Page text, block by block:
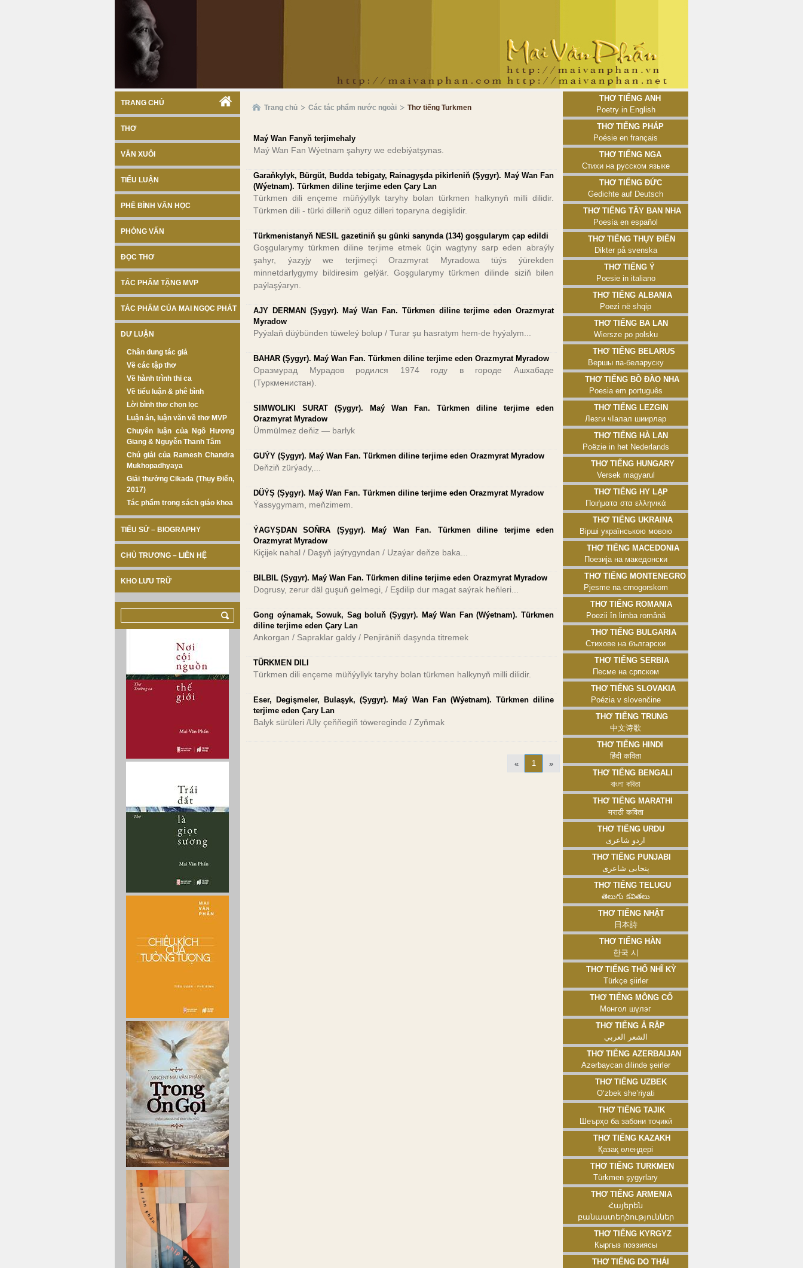
TRANG CHỦ
THƠ
VĂN XUÔI
TIỂU LUẬN
PHÊ BÌNH VĂN HỌC
PHỎNG VẤN
ĐỌC THƠ
TÁC PHẨM TẶNG MVP
TÁC PHẨM CỦA MAI NGỌC PHÁT
DƯ LUẬN
Chân dung tác giả
Về các tập thơ
Về hành trình thi ca
Về tiểu luận & phê bình
Lời bình thơ chọn lọc
Luận án, luận văn về thơ MVP
Chuyên luận của Ngô Hương
Giang & Nguyễn Thanh Tâm
Chú giải của Ramesh Chandra
Mukhopadhyaya
Giải thưởng Cikada (Thụy Điển,
2017)
Tác phẩm trong sách giáo khoa
TIỂU SỬ – BIOGRAPHY
CHỦ TRƯƠNG – LIÊN HỆ
KHO LƯU TRỮ
Trang chủ Các tác phẩm nước ngoài Thơ tiếng Turkmen
Maý Wan Fanyň terjimehaly
Maý Wan Fan Wýetnam şahyry we edebiýatşynas.
Garaňkylyk, Bürgüt, Budda tebigaty, Rainagyşda pikirleniň (Şygyr). Maý Wan Fan
(Wýetnam). Türkmen diline terjime eden Çary Lan
Türkmen dili ençeme müňýyllyk taryhy bolan türkmen halkynyň milli dilidir.
Türkmen dili - türki dilleriň oguz dilleri toparyna degişlidir.
Türkmenistanyň NESIL gazetiniň şu günki sanynda (134) goşgularym çap edildi
Goşgularymy türkmen diline terjime etmek üçin wagtyny sarp eden abraýly
şahyr, ýazyjy we terjimeçi Orazmyrat Myradowa tüýs ýürekden
minnetdarlygymy bildiresim gelýär. Goşgularymy türkmen dilinde siziň bilen
paýlaşýaryn.
AJY DERMAN (Şygyr). Maý Wan Fan. Türkmen diline terjime eden Orazmyrat
Myradow
Pyýalaň düýbünden tüweleý bolup / Turar şu hasratym hem-de hyýalym...
BAHAR (Şygyr). Maý Wan Fan. Türkmen diline terjime eden Orazmyrat Myradow
Оразмурад Мурадов родился 1974 году в городе Ашхабаде
(Туркменистан).
SIMWOLIKI SURAT (Şygyr). Maý Wan Fan. Türkmen diline terjime eden
Orazmyrat Myradow
Ümmülmez deňiz — barlyk
GUÝY (Şygyr). Maý Wan Fan. Türkmen diline terjime eden Orazmyrat Myradow
Deňziň zürýady,...
DÜÝŞ (Şygyr). Maý Wan Fan. Türkmen diline terjime eden Orazmyrat Myradow
Ýassygymam, meňzimem.
ÝAGYŞDAN SOŇRA (Şygyr). Maý Wan Fan. Türkmen diline terjime eden
Orazmyrat Myradow
Kiçijek nahal / Daşyň jaýrygyndan / Uzaýar deňze baka...
BILBIL (Şygyr). Maý Wan Fan. Türkmen diline terjime eden Orazmyrat Myradow
Dogrusy, zerur däl guşuň gelmegi, / Eşdilip dur magat saýrak heňleri...
Gong oýnamak, Sowuk, Sag boluň (Şygyr). Maý Wan Fan (Wýetnam). Türkmen
diline terjime eden Çary Lan
Ankorgan / Sapraklar galdy / Penjiräniň daşynda titremek
TÜRKMEN DILI
Türkmen dili ençeme müňýyllyk taryhy bolan türkmen halkynyň milli dilidir.
Eser, Degişmeler, Bulaşyk, (Şygyr). Maý Wan Fan (Wýetnam). Türkmen diline
terjime eden Çary Lan
Balyk sürüleri /Uly çeňňegiň töwereginde / Zyňmak
« 1 »
Thơ tiếng Anh
Poetry in English
Thơ tiếng Pháp
Poésie en français
Thơ tiếng Nga
Стихи на русском языке
Thơ tiếng Đức
Gedichte auf Deutsch
Thơ tiếng Tây Ban Nha
Poesía en español
Thơ tiếng Thụy Điển
Dikter på svenska
Thơ tiếng Ý
Poesie in italiano
Thơ tiếng Albania
Poezi në shqip
Thơ tiếng Ba Lan
Wiersze po polsku
Thơ tiếng Belarus
Вершы па-беларуску
Thơ tiếng Bồ Đào Nha
Poesia em português
Thơ tiếng Lezgin
Лезги чӀалал шиирлар
Thơ tiếng Hà Lan
Poëzie in het Nederlands
Thơ tiếng Hungary
Versek magyarul
Thơ tiếng Hy Lạp
Ποιήματα στα ελληνικά
Thơ tiếng Ukraina
Вірші українською мовою
Thơ tiếng Macedonia
Поезија на македонски
Thơ tiếng Montenegro
Pjesme na crnogorskom
Thơ tiếng Romania
Poezii în limba română
Thơ tiếng Bulgaria
Стихове на български
Thơ tiếng Serbia
Песме на српском
Thơ tiếng Slovakia
Poézia v slovenčine
Thơ tiếng Trung
中文诗歌
Thơ tiếng Hindi
हिंदी कविता
Thơ tiếng Bengali
বাংলা কবিতা
Thơ tiếng Marathi
मराठी कविता
Thơ tiếng Urdu
اردو شاعری
Thơ tiếng Punjabi
پنجابی شاعری
Thơ tiếng Telugu
తెలుగు కవితలు
Thơ tiếng Nhật
日本詩
Thơ tiếng Hàn
한국 시
Thơ tiếng Thổ Nhĩ Kỳ
Türkçe şiirler
Thơ tiếng Mông Cổ
Монгол шүлэг
Thơ tiếng Ả Rập
الشعر العربي
Thơ tiếng Azerbaijan
Azərbaycan dilində şeirlər
Thơ tiếng Uzbek
Oʻzbek sheʼriyati
Thơ tiếng Tajik
Шеърҳо ба забони тоҷикӣ
Thơ tiếng Kazakh
Қазақ өлеңдері
Thơ tiếng Turkmen
Türkmen şygyrlary
Thơ tiếng Armenia
Հայերեն
բանաստեղծություններ
Thơ tiếng Kyrgyz
Кыргыз поэзиясы
Thơ tiếng Do Thái